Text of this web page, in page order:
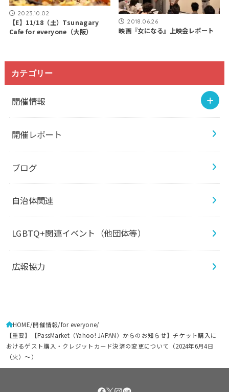
2023.10.02
【E】11/18（土）Tsunagary
Cafe for everyone（大阪）
2018.06.26
映画『女になる』上映会レポート
カテゴリー
開催情報
開催レポート
ブログ
自治体関連
LGBTQ+関連イベント（他団体等）
広報協力
HOME 開催情報 for everyone
【重要】【PassMarket（Yahoo! JAPAN）からのお知らせ】チケット購入に
おけるゲスト購入・クレジットカード決済の変更について（2024年6月4日
（火）～）